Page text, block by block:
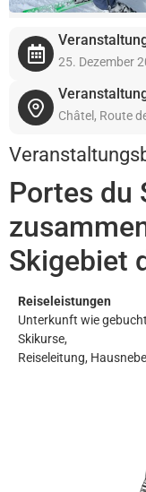
25. Dezember
Châtel, Route
Portes du
Skigebiet
Reiseleistungen
Unterkunft wie
Skikurse,
Reiseleitung,